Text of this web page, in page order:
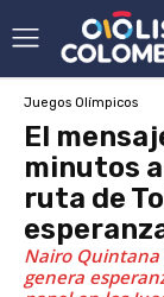
Juegos Olímpicos
El
minutos
ruta de
Nairo Quintana
genera